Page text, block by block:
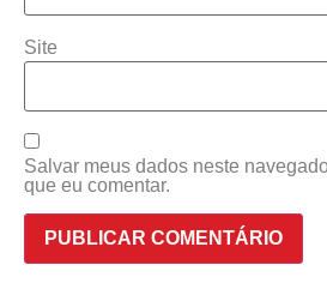
Site
Salvar meus dados neste
que eu comentar.